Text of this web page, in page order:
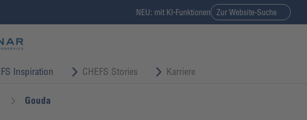
NEU: mit KI-Funktionen Zur Website-Suche
Inspiration CHEFS Stories Karriere
Gouda